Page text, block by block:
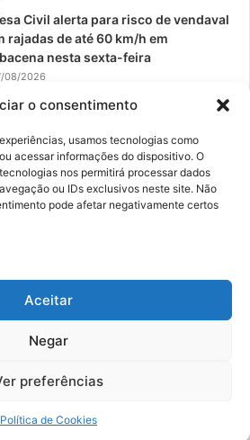
o consentimento
usamos tecnologias como
acessar informações do dispositivo. O
nos permitirá processar dados
ou IDs exclusivos neste site. Não
pode afetar negativamente certos
Aceitar
Negar
preferências
Política de Cookies
Civil alerta para risco de vendaval
rajadas de até 60 km/h em
nesta sexta-feira
08/2026
tem a melhor nota do IDEB no
08/2026
reservados | Desenvolvido por:
Hospedado por:NP Publicidade
Sobre Nós
Privacidade
Facebook
YouTubeInstagram